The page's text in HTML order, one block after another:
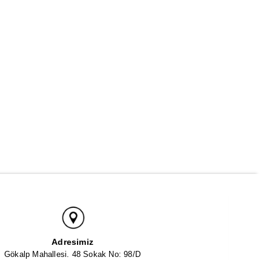
Adresimiz
Gökalp Mahallesi. 48 Sokak No: 98/D